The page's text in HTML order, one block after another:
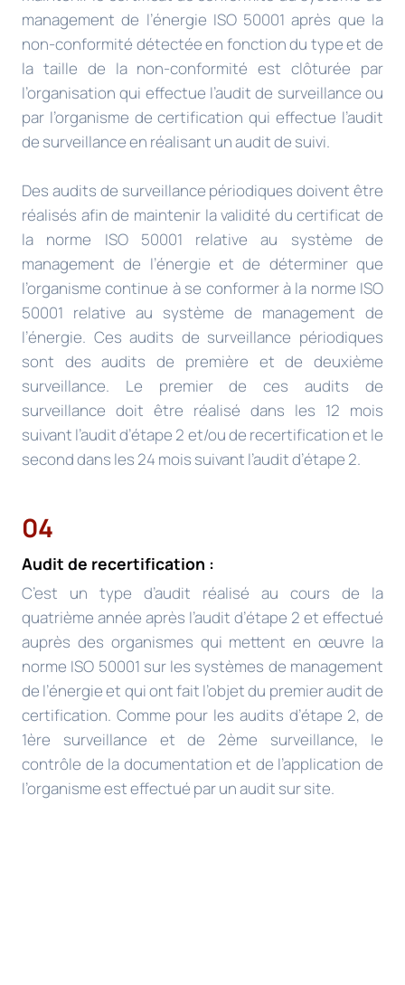
management de l’énergie ISO 50001 après que la
non-conformité détectée en fonction du type et de
la taille de la non-conformité est clôturée par
l’organisation qui effectue l’audit de surveillance ou
par l’organisme de certification qui effectue l’audit
de surveillance en réalisant un audit de suivi.
Des audits de surveillance périodiques doivent être
réalisés afin de maintenir la validité du certificat de
la norme ISO 50001 relative au système de
management de l’énergie et de déterminer que
l’organisme continue à se conformer à la norme ISO
50001 relative au système de management de
l’énergie. Ces audits de surveillance périodiques
sont des audits de première et de deuxième
surveillance. Le premier de ces audits de
surveillance doit être réalisé dans les 12 mois
suivant l’audit d’étape 2 et/ou de recertification et le
second dans les 24 mois suivant l’audit d’étape 2.
04
Audit de recertification :
C’est un type d’audit réalisé au cours de la
quatrième année après l’audit d’étape 2 et effectué
auprès des organismes qui mettent en œuvre la
norme ISO 50001 sur les systèmes de management
de l’énergie et qui ont fait l’objet du premier audit de
certification. Comme pour les audits d’étape 2, de
1ère surveillance et de 2ème surveillance, le
contrôle de la documentation et de l’application de
l’organisme est effectué par un audit sur site.